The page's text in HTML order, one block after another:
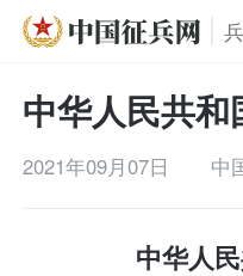
中华人民共和
2021年09月07日 中
中华人